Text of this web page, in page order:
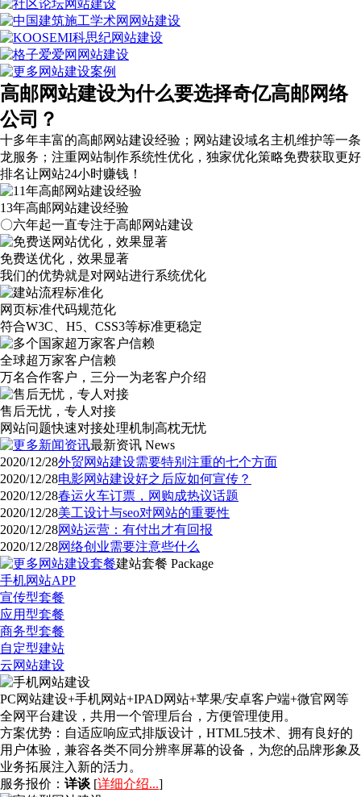
高邮网站建设为什么要选择奇亿高邮网络
公司？
十多年丰富的高邮网站建设经验；网站建设域名主机维护等一条
龙服务 ；注重网站制作系统性优化， 独家优化策略免费获取更好
排名让网站24小时赚钱！
13年高邮网站建设经验
〇六年起一直专注于高邮网站建设
免费送优化，效果显著
我们的优势就是对网站进行系统优化
网页标准代码规范化
符合W3C、H5、CSS3等标准更稳定
全球超万家客户信赖
万名合作客户，三分一为老客户介绍
售后无忧，专人对接
网站问题快速对接处理机制高枕无忧
最新资讯 News
2020/12/28外贸网站建设需要特别注重的七个方面
2020/12/28电影网站建设好之后应如何宣传？
2020/12/28春运火车订票，网购成热议话题
2020/12/28美工设计与seo对网站的重要性
2020/12/28网站运营：有付出才有回报
2020/12/28网络创业需要注意些什么
建站套餐 Package
手机网站APP
宣传型套餐
应用型套餐
商务型套餐
自定型建站
云网站建设
PC网站建设+手机网站+IPAD网站+苹果/安卓客户端+微官网等
全网平台建设，共用一个管理后台，方便管理使用。
方案优势： 自适应响应式排版设计，HTML5技术、拥有良好的
用户体验，兼容各类不同分辨率屏幕的设备，为您的品牌形象及
业务拓展注入新的活力。
服务报价： 详谈 [详细介绍...]